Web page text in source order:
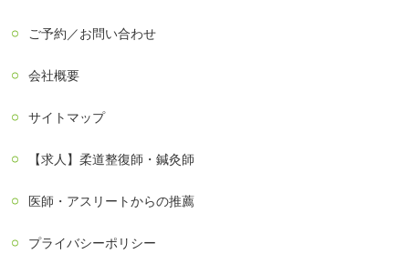
ご予約／お問い合わせ
会社概要
サイトマップ
【求人】柔道整復師・鍼灸師
医師・アスリートからの推薦
プライバシーポリシー